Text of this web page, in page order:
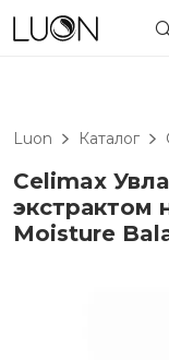
Luon Каталог
Celimax
экстрактом
Moisture